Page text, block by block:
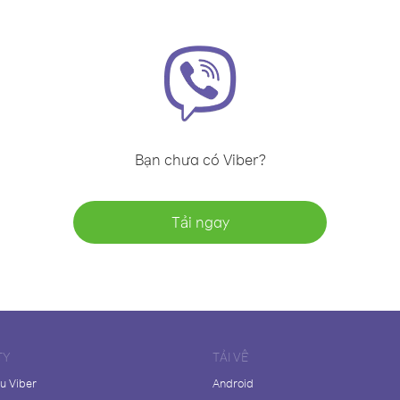
Bạn chưa có Viber?
Tải ngay
Viber
TẢI VỀ
Android